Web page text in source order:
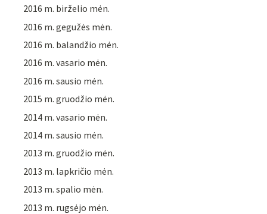
2016 m. birželio mėn.
2016 m. gegužės mėn.
2016 m. balandžio mėn.
2016 m. vasario mėn.
2016 m. sausio mėn.
2015 m. gruodžio mėn.
2014 m. vasario mėn.
2014 m. sausio mėn.
2013 m. gruodžio mėn.
2013 m. lapkričio mėn.
2013 m. spalio mėn.
2013 m. rugsėjo mėn.